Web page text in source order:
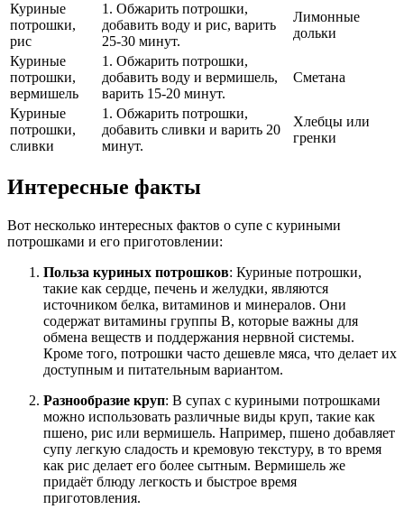
Куриные
потрошки,
рис
1. Обжарить потрошки,
добавить воду и рис, варить
25-30 минут.
Лимонные
дольки
Куриные
потрошки,
вермишель
1. Обжарить потрошки,
добавить воду и вермишель,
варить 15-20 минут.
Сметана
Куриные
потрошки,
сливки
1. Обжарить потрошки,
добавить сливки и варить 20
минут.
Хлебцы или
гренки
Интересные факты
Вот несколько интересных фактов о супе с куриными
потрошками и его приготовлении:
Польза куриных потрошков: Куриные потрошки,
такие как сердце, печень и желудки, являются
источником белка, витаминов и минералов. Они
содержат витамины группы B, которые важны для
обмена веществ и поддержания нервной системы.
Кроме того, потрошки часто дешевле мяса, что делает их
доступным и питательным вариантом.
Разнообразие круп: В супах с куриными потрошками
можно использовать различные виды круп, такие как
пшено, рис или вермишель. Например, пшено добавляет
супу легкую сладость и кремовую текстуру, в то время
как рис делает его более сытным. Вермишель же
придаёт блюду легкость и быстрое время
приготовления.